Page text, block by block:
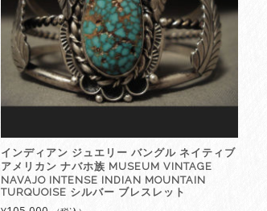
インディアン ジュエリー バングル ネイティブ
アメリカン ナバホ族 MUSEUM VINTAGE
NAVAJO INTENSE INDIAN MOUNTAIN
TURQUOISE シルバー ブレスレット